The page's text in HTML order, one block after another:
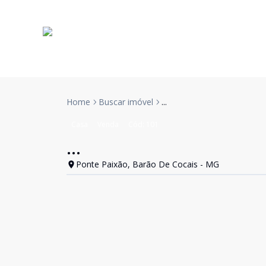
Home Buscar imóvel ...
...
Ponte Paixão, Barão De Cocais - MG